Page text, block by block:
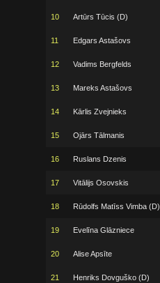
10 Artūrs Tūcis (D)
11 Edgars Astašovs
12 Vadims Bergfelds
13 Mareks Astašovs
14 Kārlis Zvejnieks
15 Ojārs Tālmanis
16 Ruslans Dzenis
17 Vitālijs Osovskis
18 Rūdolfs Matīss Vimba (D)
19 Evelīna Glāzniece
20 Alise Apsīte
21 Henriks Dovguško (D)